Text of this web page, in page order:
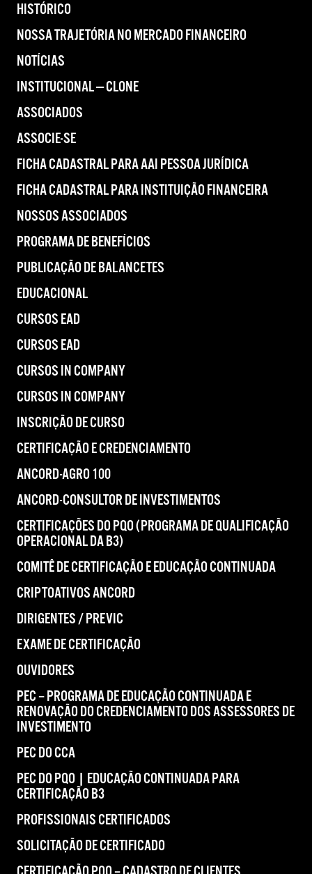
HISTÓRICO
NOSSA TRAJETÓRIA NO MERCADO FINANCEIRO
NOTÍCIAS
INSTITUCIONAL — CLONE
ASSOCIADOS
ASSOCIE-SE
FICHA CADASTRAL PARA AAI PESSOA JURÍDICA
FICHA CADASTRAL PARA INSTITUIÇÃO FINANCEIRA
NOSSOS ASSOCIADOS
PROGRAMA DE BENEFÍCIOS
PUBLICAÇÃO DE BALANCETES
EDUCACIONAL
CURSOS EAD
CURSOS EAD
CURSOS IN COMPANY
CURSOS IN COMPANY
INSCRIÇÃO DE CURSO
CERTIFICAÇÃO E CREDENCIAMENTO
ANCORD-AGRO 100
ANCORD-CONSULTOR DE INVESTIMENTOS
CERTIFICAÇÕES DO PQO (PROGRAMA DE QUALIFICAÇÃO
OPERACIONAL DA B3)
COMITÊ DE CERTIFICAÇÃO E EDUCAÇÃO CONTINUADA
CRIPTOATIVOS ANCORD
DIRIGENTES / PREVIC
EXAME DE CERTIFICAÇÃO
OUVIDORES
PEC – PROGRAMA DE EDUCAÇÃO CONTINUADA E
RENOVAÇÃO DO CREDENCIAMENTO DOS ASSESSORES DE
INVESTIMENTO
PEC DO CCA
PEC DO PQO | EDUCAÇÃO CONTINUADA PARA
CERTIFICAÇÃO B3
PROFISSIONAIS CERTIFICADOS
SOLICITAÇÃO DE CERTIFICADO